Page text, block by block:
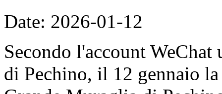
Date: 2026-01-12
Secondo l'account
di Pechino, il 12 gennaio